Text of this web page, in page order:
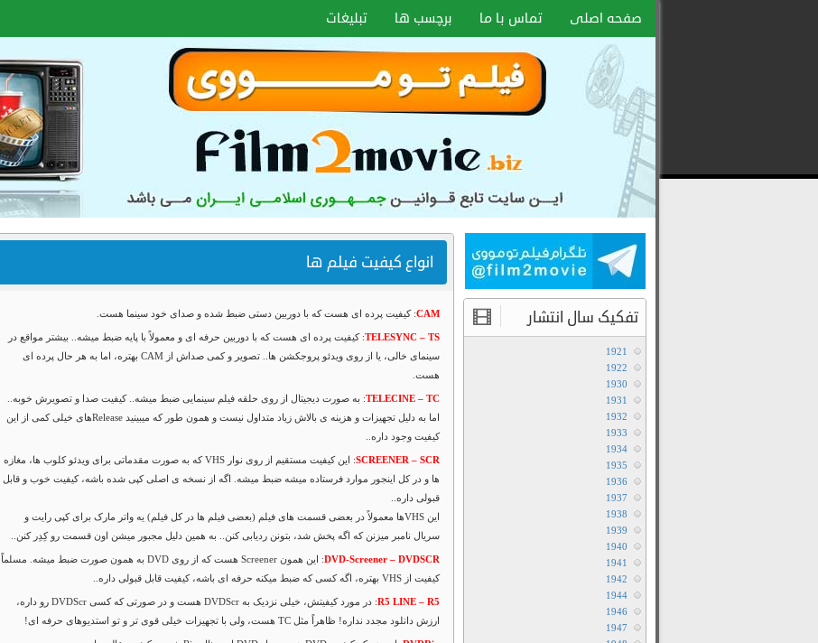
صفحه اصلی تماس با ما برچسب ها تبلیغات
انواع کیفیت فیلم ها
CAM: کیفیت پرده ای هست که با دوربین دستی ضبط شده و صدای خود سینما هست.
TELESYNC – TS: کیفیت پرده ای هست که با دوربین حرفه ای و معمولاً با پایه ضبط میشه.. بیشتر مواقع در
سینمای خالی، یا از روی ویدئو پروجکشن ها.. تصویر و کمی صداش از CAM بهتره، اما به هر حال پرده ای
هست.
TELECINE – TC: به صورت دیجیتال از روی حلقه فیلم سینمایی ضبط میشه.. کیفیت صدا و تصویرش خوبه..
اما به دلیل تجهیزات و هزینه ی بالاش زیاد متداول نیست و همون طور که میبینید Releaseهای خیلی کمی از این
کیفیت وجود داره..
SCREENER – SCR
: این کیفیت مستقیم از روی نوار VHS که به صورت مقدماتی برای ویدئو کلوب ها، مغازه
ها و در کل اینجور موارد فرستاده میشه ضبط میشه. اگه از نسخه ی اصلی کپی شده باشه، کیفیت خوب و قابل
قبولی داره..
این VHSها معمولاً در بعضی قسمت های فیلم (بعضی فیلم ها در کل فیلم) یه واتر مارک برای کپی رایت و
سریال نامبر میزنن که اگه پخش شد، بتونن ردیابی کنن.. به همین دلیل مجبور میشن اون قسمت رو کِدِر کنن..
DVD-Screener – DVDSCR
: این همون Screener هست که از روی DVD به همون صورت ضبط میشه. مسلماً
کیفیت از VHS بهتره، اگه کسی که ضبط میکنه حرفه ای باشه، کیفیت قابل قبولی داره..
R5 LINE – R5
: در مورد کیفیتش، خیلی نزدیک به DVDScr هست و در صورتی که کسی DVDScr رو داره،
ارزش دانلود مجدد نداره! ظاهراً مثل TC هست، ولی با تجهیزات خیلی قوی تر و تو استدیوهای حرفه ای!
تفکیک سال انتشار
1921
1922
1930
1931
1932
1933
1934
1935
1936
1937
1938
1939
1940
1941
1942
1944
1946
1947